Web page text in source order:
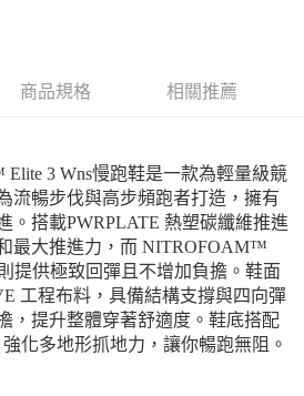
商品規格 相關推薦
3 Wns慢跑鞋是一款為輕量級競
流暢步伐與高步頻跑者打造，擁有
。搭載PWRPLATE 熱塑碳纖維推進
最大推進力，而 NITROFOAM™
提供極致回彈且不增加負擔。鞋面
工程布料，具備結構支撐與四向彈
，提升整體穿著舒適度。鞋底搭配
化多地形抓地力，讓你暢跑無阻。